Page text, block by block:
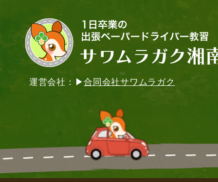
運営会社：▶合同会社サワムラガク